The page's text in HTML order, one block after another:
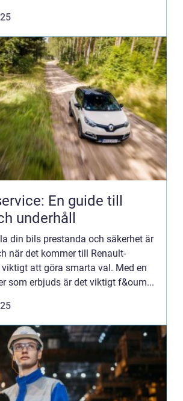
En guide till
underhåll
din bils prestanda och säkerhet är
när det kommer till Renault-
viktigt att göra smarta val. Med en
som erbjuds är det viktigt f&oum...